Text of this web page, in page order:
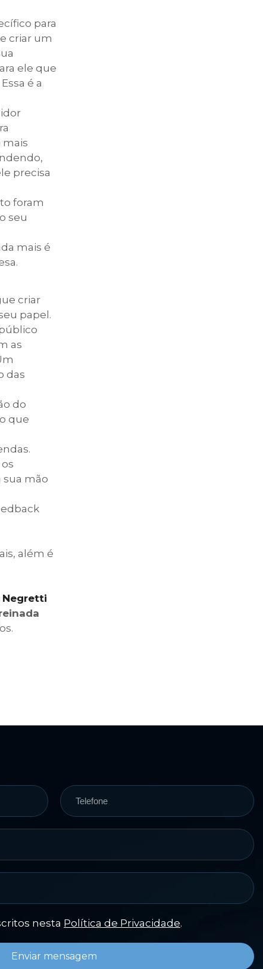
para
criar um
ele que
é a
mais
precisa
foram
seu
mais é
criar
papel.
as
das
do
que
sua mão
além é
Negretti
nesta Política de Privacidade.
Enviar mensagem